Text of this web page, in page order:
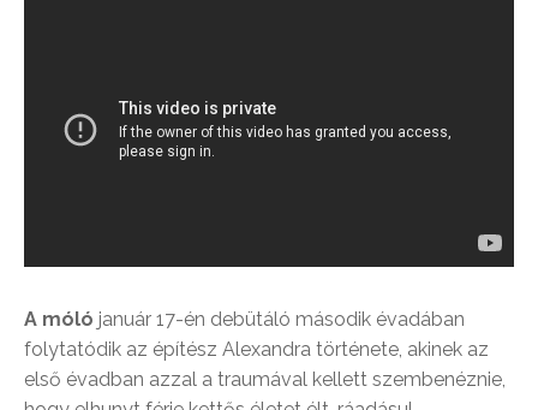
A móló január 17-én debütáló második évadában
folytatódik az építész Alexandra története, akinek az
első évadban azzal a traumával kellett szembenéznie,